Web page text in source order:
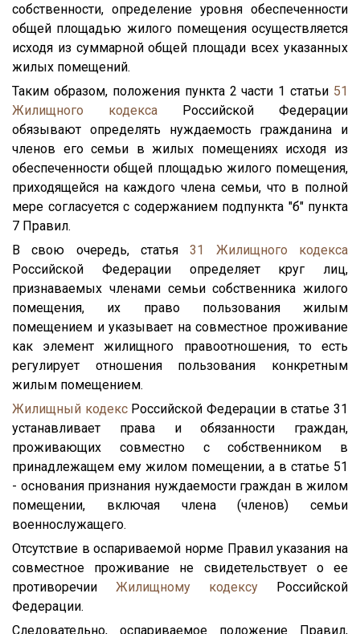
собственности, определение уровня обеспеченности
общей площадью жилого помещения осуществляется
исходя из суммарной общей площади всех указанных
жилых помещений.
Таким образом, положения пункта 2 части 1 статьи 51
Жилищного кодекса Российской Федерации
обязывают определять нуждаемость гражданина и
членов его семьи в жилых помещениях исходя из
обеспеченности общей площадью жилого помещения,
приходящейся на каждого члена семьи, что в полной
мере согласуется с содержанием подпункта "б" пункта
7 Правил.
В свою очередь, статья31
Жилищного кодекса
Российской Федерации определяет круг лиц,
признаваемых членами семьи собственника жилого
помещения, их право пользования жилым
помещением и указывает на совместное проживание
как элемент жилищного правоотношения, то есть
регулирует отношения пользования конкретным
жилым помещением.
Жилищный кодексРоссийской Федерации в статье 31
устанавливает права и обязанности граждан,
проживающих совместно с собственником в
принадлежащем ему жилом помещении, а в статье 51
- основания признания нуждаемости граждан в жилом
помещении, включая члена (членов) семьи
военнослужащего.
Отсутствие в оспариваемой норме Правил указания на
совместное проживание не свидетельствует о ее
противоречии Жилищному кодексу Российской
Федерации.
Следовательно, оспариваемое положение Правил,